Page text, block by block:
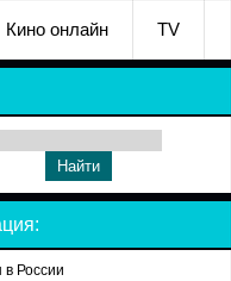
Кино онлайн TV
России